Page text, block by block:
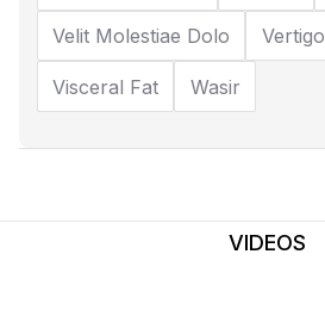
Velit Molestiae Dolo Vertigo
Visceral Fat Wasir
VIDEOS